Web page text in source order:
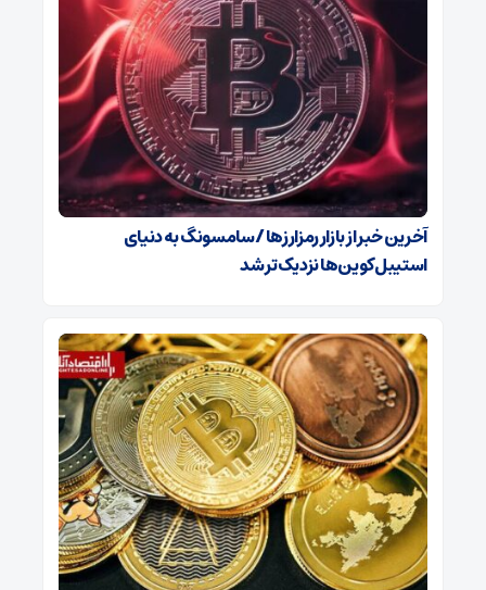
آخرین خبر از بازار رمزارزها / سامسونگ به دنیای
استیبل‌کوین‌ها نزدیک‌تر شد